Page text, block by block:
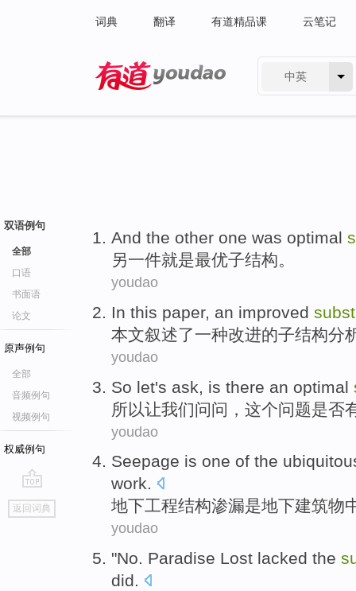
词典 翻译 有道精品课 云笔记
中英
双语例句
全部
口语
书面语
论文
原声例句
全部
音频例句
视频例句
权威例句
go
top
返回词典
And the other one was optimal
另一件就是最优子结构。
youdao
In this paper, an improved
本文叙述了一种改进的子结构分
youdao
So let's ask is there an optimal
所以让我们问问 ， 这个问题是否
youdao
Seepage is one of the
work.
地下工程结构渗漏是地下建筑物
youdao
"No. Paradise Lost lacked the
did.